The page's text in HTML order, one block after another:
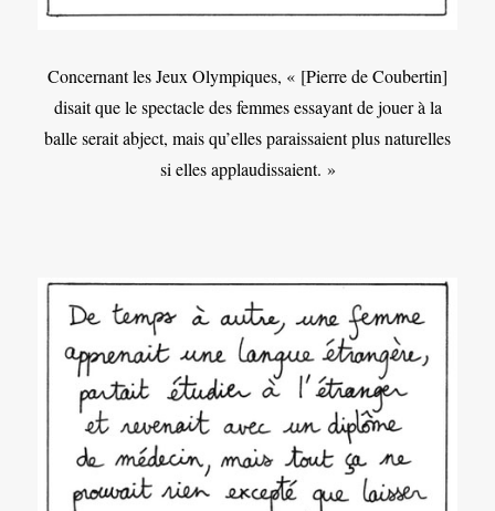
Concernant les Jeux Olympiques, « [Pierre de Coubertin]
disait que le spectacle des femmes essayant de jouer à la
balle serait abject, mais qu’elles paraissaient plus naturelles
si elles applaudissaient. »